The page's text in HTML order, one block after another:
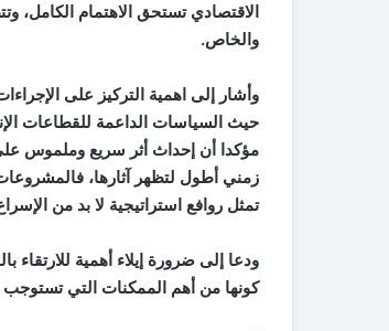
الاقتصادي تستحق الاهتمام الكامل،
والخاص.
وأشار إلى اهمية التركيز على
حيث السياسات الداعمة للقطاعات
مؤكدا أن إحداث أثر سريع وملموس
زمني أطول لتظهر آثارها،
تمثل روافع استراتيجية لا بد من
ودعا إلى ضرورة إيلاء أهمية للارتقاء
كونها من أهم الممكنات التي تستوجب